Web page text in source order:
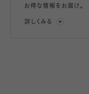
お得な情報をお届け。
詳しくみる